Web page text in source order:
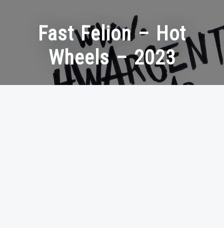
Fast Felion – Hot
Wheels – 2023